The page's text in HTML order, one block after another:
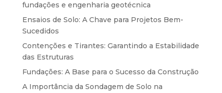
fundações e engenharia geotécnica
Ensaios de Solo: A Chave para Projetos Bem-
Sucedidos
Contenções e Tirantes: Garantindo a Estabilidade
das Estruturas
Fundações: A Base para o Sucesso da Construção
A Importância da Sondagem de Solo na